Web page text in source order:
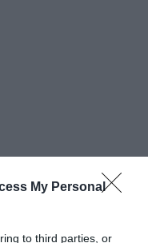
My Personal
to third parties, or